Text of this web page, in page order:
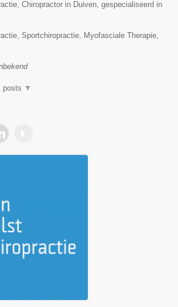
Chiropractor in Duiven, gespecialiseerd in
Sportchiropractie, Myofasciale Therapie,
posts ▼